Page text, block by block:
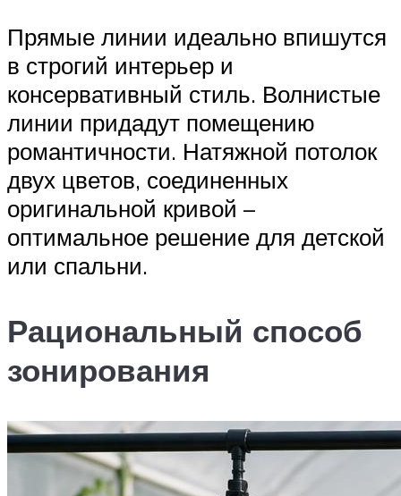
Прямые линии идеально впишутся
в строгий интерьер и
консервативный стиль. Волнистые
линии придадут помещению
романтичности. Натяжной потолок
двух цветов, соединенных
оригинальной кривой –
оптимальное решение для детской
или спальни.
Рациональный способ
зонирования